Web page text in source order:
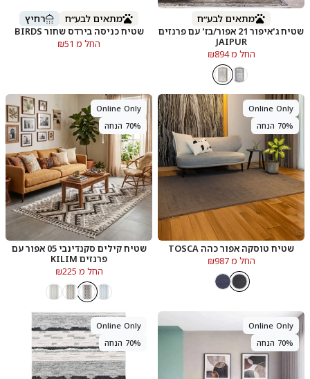
מתאים לבע״ח
שטיח ג'איפור 21 אפור/בז' עם פרנזים
JAIPUR
החל מ ₪894
מתאים לבע״ח רחיץ
שטיח כניסה בירדס שחור BIRDS
החל מ ₪51
Online Only
70% הנחה
שטיח טוסקה אפור כהה TOSCA
החל מ ₪987
Online Only
70% הנחה
שטיח קילים סקנדינבי 05 אפור עם
פרנזים KILIM
החל מ ₪225
Online Only
70% הנחה
Online Only
70% הנחה